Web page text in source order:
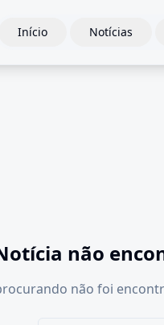
Início Notícias
não
não foi